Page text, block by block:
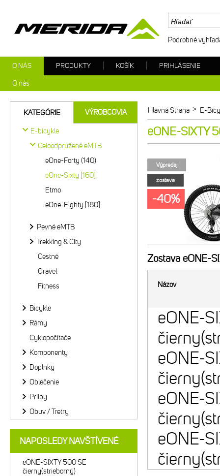
Hlavná Strana > E-
eONE-SIXTY
Výpredaj
zostava
-40%
Zostava eONE-
Názov
eONE-
eONE-
eONE-
eONE-
KATEGÓRIE VÝROBCOVIA
E-bicykle
Celoodpružené eMTB
eOne-Forty (140)
eOne-Sixty [160]
Etmo
eOne-Eighty [180]
Pevné eMTB
Trekking & City
Cestné
Gravel
Fitness
Bicykle
Rámy
Cyklopočítače
Komponenty
Doplnky
Oblečenie
Prilby
Obuv / Tretry
NAPOSLEDY NAVŠTÍVENÉ
eONE-SIXTY 500 SE
čierny(strieborný)
Podrobné
O NÁS
O nás
PRODUKTY KOŠÍK PRIHLÁSENIE